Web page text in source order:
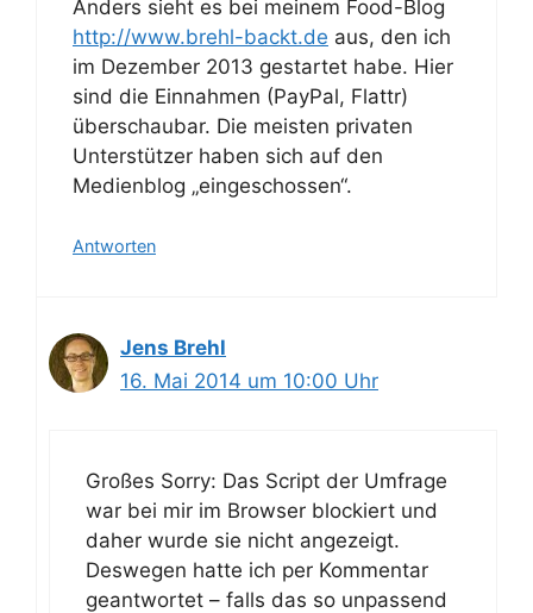
Anders sieht es bei meinem Food-Blog
http://www.brehl-backt.de aus, den ich
im Dezember 2013 gestartet habe. Hier
sind die Einnahmen (PayPal, Flattr)
überschaubar. Die meisten privaten
Unterstützer haben sich auf den
Medienblog „eingeschossen“.
Antworten
Jens Brehl
16. Mai 2014 um 10:00 Uhr
Großes Sorry: Das Script der Umfrage
war bei mir im Browser blockiert und
daher wurde sie nicht angezeigt.
Deswegen hatte ich per Kommentar
geantwortet – falls das so unpassend